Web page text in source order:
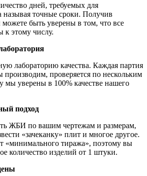
дней, требуемых для
называя точные сроки. Получив
быть уверены в том, что все
к этому числу.
лабораторию качества. Каждая партия
проверяется по нескольким
мы уверены в 100% качестве нашего
подход
ЖБИ по вашим чертежам и размерам,
«зачеканку» плит и многое другое.
«минимального тиража», поэтому вы
количество изделий от 1 штуки.